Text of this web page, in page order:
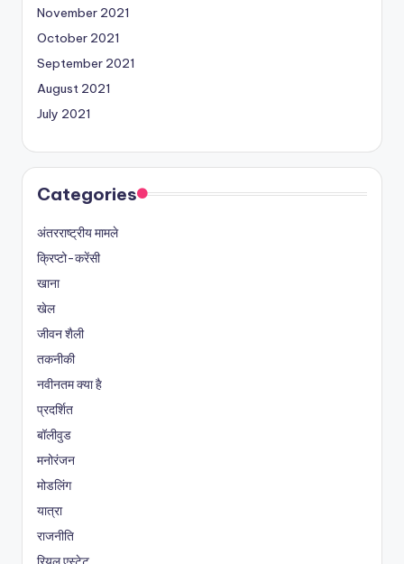
November 2021
October 2021
September 2021
August 2021
July 2021
Categories
अंतरराष्ट्रीय मामले
क्रिप्टो-करेंसी
खाना
खेल
जीवन शैली
तकनीकी
नवीनतम क्या है
प्रदर्शित
बॉलीवुड
मनोरंजन
मोडलिंग
यात्रा
राजनीति